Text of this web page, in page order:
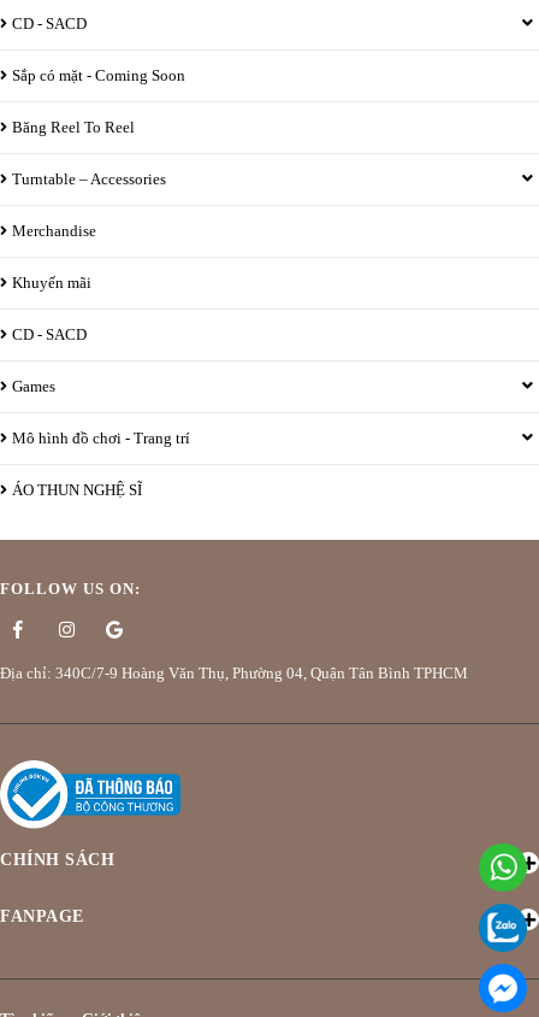
CD - SACD
Sắp có mặt - Coming Soon
Băng Reel To Reel
Turntable – Accessories
Merchandise
Khuyến mãi
CD - SACD
Games
Mô hình đồ chơi - Trang trí
ÁO THUN NGHỆ SĨ
FOLLOW US ON:
Địa chỉ: 340C/7-9 Hoàng Văn Thụ, Phường 04, Quận Tân Bình TPHCM
CHÍNH SÁCH
FANPAGE